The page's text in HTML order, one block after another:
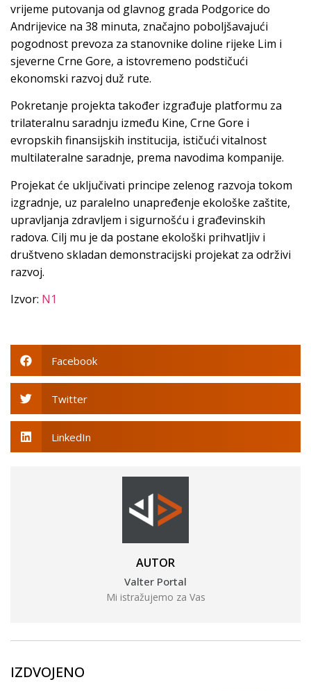
vrijeme putovanja od glavnog grada Podgorice do
Andrijevice na 38 minuta, značajno poboljšavajući
pogodnost prevoza za stanovnike doline rijeke Lim i
sjeverne Crne Gore, a istovremeno podstičući
ekonomski razvoj duž rute.
Pokretanje projekta također izgrađuje platformu za
trilateralnu saradnju između Kine, Crne Gore i
evropskih finansijskih institucija, ističući vitalnost
multilateralne saradnje, prema navodima kompanije.
Projekat će uključivati ​​principe zelenog razvoja tokom
izgradnje, uz paralelno unapređenje ekološke zaštite,
upravljanja zdravljem i sigurnošću i građevinskih
radova. Cilj mu je da postane ekološki prihvatljiv i
društveno skladan demonstracijski projekat za održivi
razvoj.
Izvor: N1
Facebook
Twitter
LinkedIn
AUTOR
Valter Portal
Mi istražujemo za Vas
IZDVOJENO